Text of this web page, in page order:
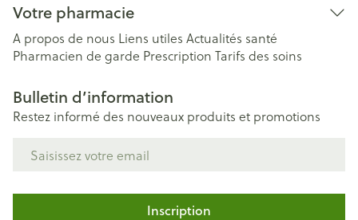
Votre pharmacie
A propos de nous Liens utiles Actualités santé
Pharmacien de garde Prescription Tarifs des soins
Bulletin d’information
Restez informé des nouveaux produits et promotions
Inscription